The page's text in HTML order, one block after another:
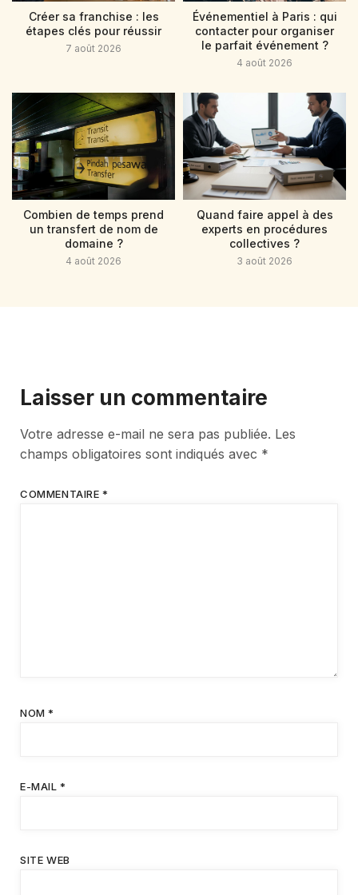
Créer sa franchise : les
étapes clés pour réussir
7 août 2026
Événementiel à Paris : qui
contacter pour organiser
le parfait événement ?
4 août 2026
Combien de temps prend
un transfert de nom de
domaine ?
4 août 2026
Quand faire appel à des
experts en procédures
collectives ?
3 août 2026
Laisser un commentaire
Votre adresse e-mail ne sera pas publiée. Les
champs obligatoires sont indiqués avec *
COMMENTAIRE*
NOM*
E-MAIL*
SITE WEB